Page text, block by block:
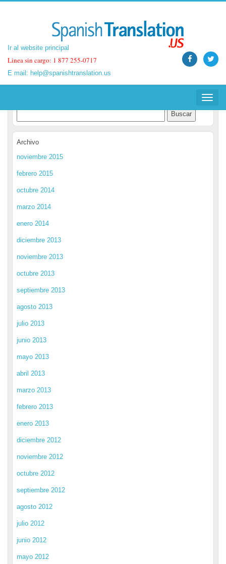
Ir al website principal
Linea sin cargo: 1 877 255-0717
E mail: help@spanishtranslation.us
Toggle
Ir al website principal
Linea sin cargo: 1 877 255-0717
E mail: help@spanishtranslation.us
Toggle
Spanish Translation Blog
Archivo
noviembre 2015
febrero 2015
octubre 2014
marzo 2014
enero 2014
diciembre 2013
noviembre 2013
octubre 2013
septiembre 2013
agosto 2013
julio 2013
junio 2013
mayo 2013
abril 2013
marzo 2013
febrero 2013
enero 2013
diciembre 2012
noviembre 2012
octubre 2012
septiembre 2012
agosto 2012
julio 2012
junio 2012
mayo 2012